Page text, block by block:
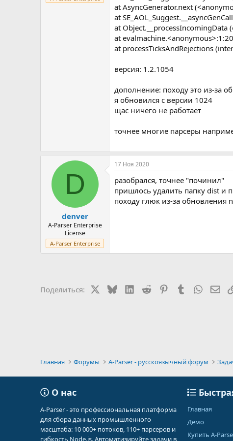
at AsyncGenerator.next
at
at Object.__processIncomingData
at
at processTicksAndRejections
версия: 1.2.1054
дополнение: походу это из-за
я обновился с версии 1024
щас ничего не работает
точнее многие парсеры
D
denver
A-Parser Enterprise
License
A-Parser Enterprise
17 Ноя 2020
разобрался, точнее "починил"
пришлось удалить папку dist и
походу глюк из-за обновления
Поделиться: BlueskyLinkedIn
Reddit PinterestTumblr
Главная Форумы A-Parser - русскоязычный форум
О нас
A-Parser - это профессиональная платформа
для сбора данных промышленного
масштаба: 10 000+ потоков, 110+ парсеров и
гибкость Node.js. Автоматизируйте задачи в
Главная
Демо
Купить A-